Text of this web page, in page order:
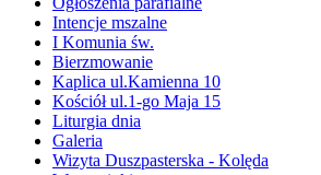
Intencje mszalne
I Komunia św.
Bierzmowanie
Kaplica ul.Kamienna 10
Kościół ul.1-go Maja 15
Liturgia dnia
Galeria
Wizyta Duszpasterska - Kolęda